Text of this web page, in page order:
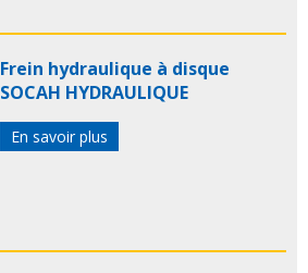
Frein hydraulique à disque
SOCAH HYDRAULIQUE
En savoir plus